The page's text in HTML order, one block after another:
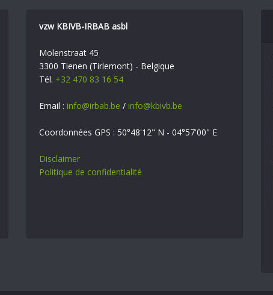
vzw KBIVB-IRBAB asbl
Molenstraat 45
3300 Tienen (Tirlemont) - Belgique
Tél. +32 470 83 16 54
Email : info@irbab.be / info@kbivb.be
Coordonnées GPS : 50°48'12" N - 04°57'00" E
Disclaimer
Politique de confidentialité